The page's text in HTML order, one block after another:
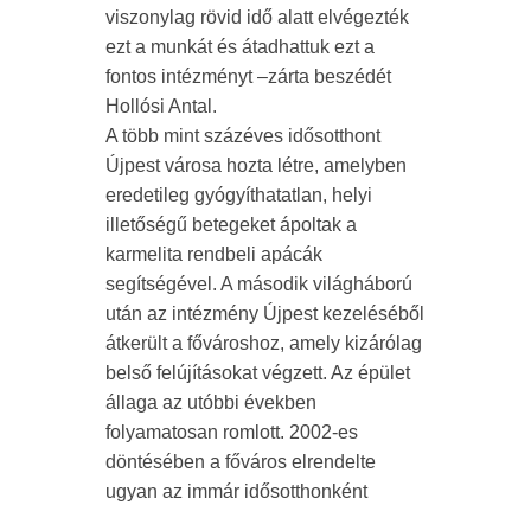
viszonylag rövid idő alatt elvégezték
ezt a munkát és átadhattuk ezt a
fontos intézményt –zárta beszédét
Hollósi Antal.
A több mint százéves idősotthont
Újpest városa hozta létre, amelyben
eredetileg gyógyíthatatlan, helyi
illetőségű betegeket ápoltak a
karmelita rendbeli apácák
segítségével. A második világháború
után az intézmény Újpest kezeléséből
átkerült a fővároshoz, amely kizárólag
belső felújításokat végzett. Az épület
állaga az utóbbi években
folyamatosan romlott. 2002-es
döntésében a főváros elrendelte
ugyan az immár idősotthonként